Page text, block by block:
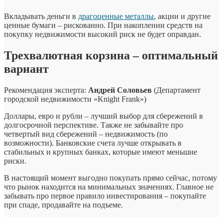
Вкладывать деньги в драгоценные металлы, акции и другие
ценные бумаги – рискованно. При накоплении средств на
покупку недвижимости высокий риск не будет оправдан.
Трехвалютная корзина – оптимальный
вариант
Рекомендация эксперта: Андрей Соловьев (Департамент
городской недвижимости «Knight Frank»)
Доллары, евро и рубли – лучший выбор для сбережений в
долгосрочной перспективе. Также не забывайте про
четвертый вид сбережений – недвижимость (по
возможности). Банковские счета лучше открывать в
стабильных и крупных банках, которые имеют меньшие
риски.
В настоящий момент выгодно покупать прямо сейчас, потому
что рынок находится на минимальных значениях. Главное не
забывать про первое правило инвестирования – покупайте
при спаде, продавайте на подъеме.